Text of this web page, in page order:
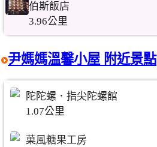
伯斯飯店
3.96公里
尹媽媽溫馨小屋 附近景點
陀陀螺．指尖陀螺館
1.07公里
菓風糖果工房